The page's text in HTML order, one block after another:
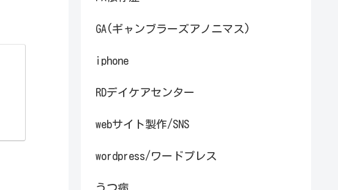
GA(ギャンブラーズアノニマス)
iphone
RDデイケアセンター
webサイト製作/SNS
wordpress/ワードプレス
うつ病